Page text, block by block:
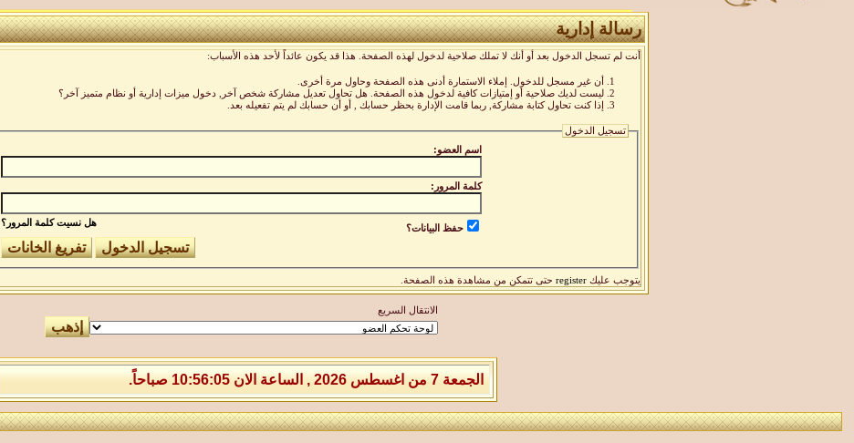
رسالة إدارية
أنت لم تسجل الدخول بعد أو أنك لا تملك صلاحية لدخول لهذه الصفحة. هذا قد يكون عائداً لأحد هذه الأسباب:
أن غير مسجل للدخول. إملاء الاستمارة أدنى هذه الصفحة وحاول مرة أخرى.
ليست لديك صلاحية أو إمتيازات كافية لدخول هذه الصفحة. هل تحاول تعديل مشاركة شخص آخر, دخول ميزات إدارية أو نظام متميز آخر؟
إذا كنت تحاول كتابة مشاركة, ربما قامت الإدارة بحظر حسابك , أو أن حسابك لم يتم تفعيله بعد.
تسجيل الدخول
اسم العضو:
كلمة المرور:
هل نسيت كلمة المرور؟ حفظ البيانات؟
يتوجب عليكregister حتى تتمكن من مشاهدة هذه الصفحة.
الانتقال السريع
الجمعة 7 من اغسطس 2026 , الساعة الان 10:56:05 صباحاً.